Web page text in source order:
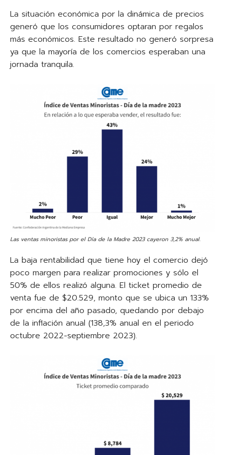
La situación económica por la dinámica de precios
generó que los consumidores optaran por regalos
más económicos. Este resultado no generó sorpresa
ya que la mayoría de los comercios esperaban una
jornada tranquila.
Las ventas minoristas por el Día de la Madre 2023 cayeron 3,2% anual.
La baja rentabilidad que tiene hoy el comercio dejó
poco margen para realizar promociones y sólo el
50% de ellos realizó alguna. El ticket promedio de
venta fue de $20.529, monto que se ubica un 133%
por encima del año pasado, quedando por debajo
de la inflación anual (138,3% anual en el periodo
octubre 2022-septiembre 2023).